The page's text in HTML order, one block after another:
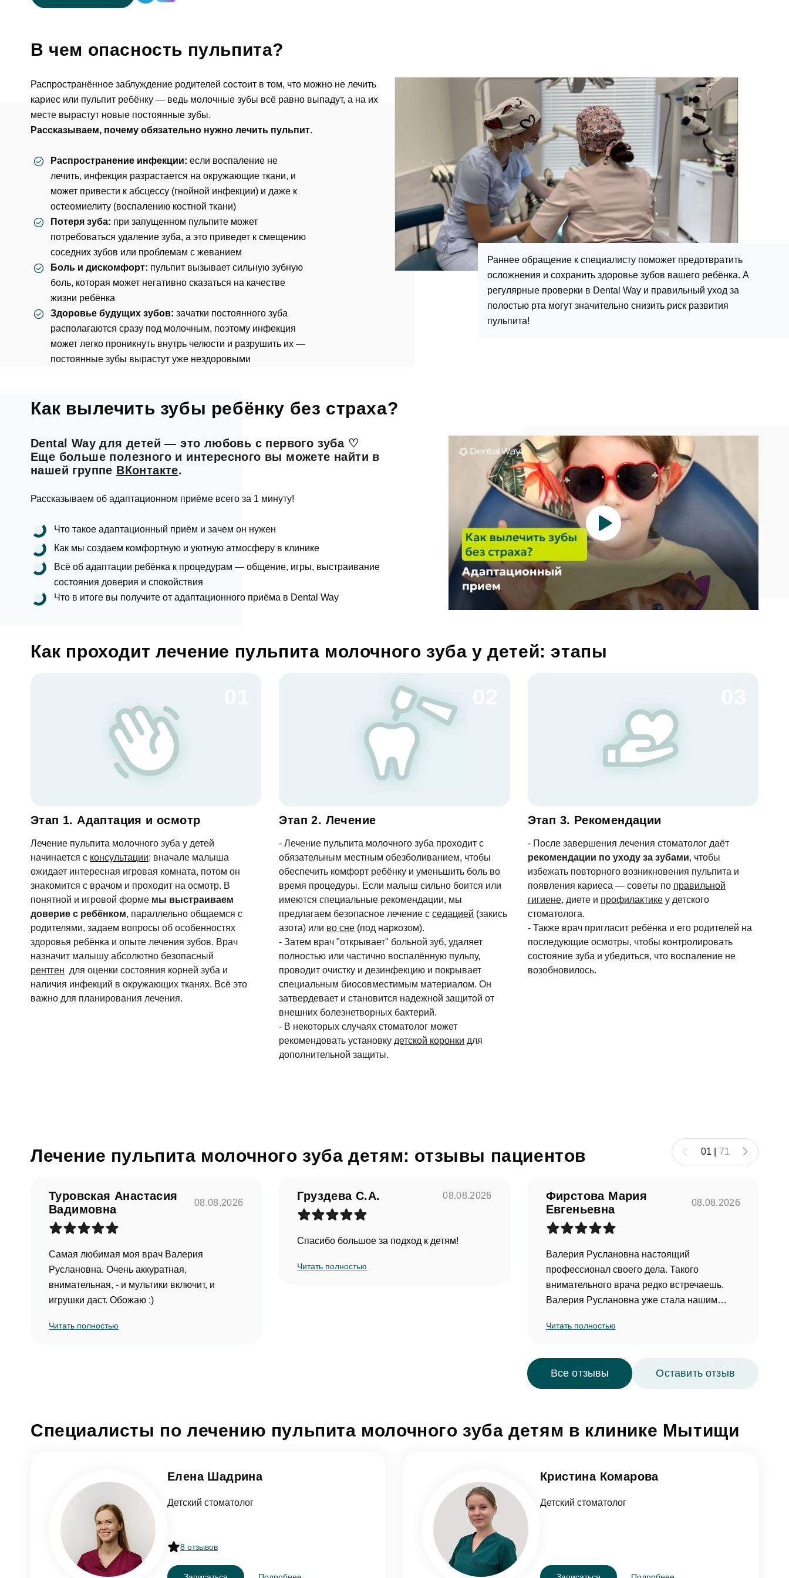
В чем опасность пульпита?
Распространённое заблуждение родителей состоит в том, что можно не лечить
кариес или пульпит ребёнку — ведь молочные зубы всё равно выпадут, а на их
месте вырастут новые постоянные зубы.
Рассказываем, почему обязательно нужно лечить пульпит.
Распространение инфекции: если воспаление не
лечить, инфекция разрастается на окружающие ткани, и
может привести к абсцессу (гнойной инфекции) и даже к
остеомиелиту (воспалению костной ткани)
Потеря зуба: при запущенном пульпите может
потребоваться удаление зуба, а это приведет к смещению
соседних зубов или проблемам с жеванием
Боль и дискомфорт: пульпит вызывает сильную зубную
боль, которая может негативно сказаться на качестве
жизни ребёнка
Здоровье будущих зубов: зачатки постоянного зуба
располагаются сразу под молочным, поэтому инфекция
может легко проникнуть внутрь челюсти и разрушить их —
постоянные зубы вырастут уже нездоровыми
Раннее обращение к специалисту поможет предотвратить
осложнения и сохранить здоровье зубов вашего ребёнка. А
регулярные проверки в Dental Way и правильный уход за
полостью рта могут значительно снизить риск развития
пульпита!
Как вылечить зубы ребёнку без страха?
Dental Way для детей — это любовь с первого зуба ♡
Еще больше полезного и интересного вы можете найти в
нашей группе ВКонтакте.
Рассказываем об адаптационном приёме всего за 1 минуту!
Что такое адаптационный приём и зачем он нужен
Как мы создаем комфортную и уютную атмосферу в клинике
Всё об адаптации ребёнка к процедурам — общение, игры, выстраивание
состояния доверия и спокойствия
Что в итоге вы получите от адаптационного приёма в Dental Way
Как проходит лечение пульпита молочного зуба у детей: этапы
Этап 1. Адаптация и осмотр
Лечение пульпита молочного зуба у детей
начинается с консультации: вначале малыша
ожидает интересная игровая комната, потом он
знакомится с врачом и проходит на осмотр. В
понятной и игровой форме мы выстраиваем
доверие с ребёнком, параллельно общаемся с
родителями, задаем вопросы об особенностях
здоровья ребёнка и опыте лечения зубов. Врач
назначит малышу абсолютно безопасный
рентген для оценки состояния корней зуба и
наличия инфекций в окружающих тканях. Всё это
важно для планирования лечения.
Этап 2. Лечение
- Лечение пульпита молочного зуба проходит с
обязательным местным обезболиванием, чтобы
обеспечить комфорт ребёнку и уменьшить боль во
время процедуры. Если малыш сильно боится или
имеются специальные рекомендации, мы
предлагаем безопасное лечение сседацией (закись
азота) или во сне (под наркозом).
- Затем врач "открывает" больной зуб, удаляет
полностью или частично воспалённую пульпу,
проводит очистку и дезинфекцию и покрывает
специальным биосовместимым материалом. Он
затвердевает и становится надежной защитой от
внешних болезнетворных бактерий.
- В некоторых случаях стоматолог может
рекомендовать установку детской коронки для
дополнительной защиты.
Этап 3. Рекомендации
- После завершения лечения стоматолог даёт
рекомендации по уходу за зубами, чтобы
избежать повторного возникновения пульпита и
появления кариеса — советы по правильной
гигиене, диете и профилактикеу детского
стоматолога.
- Также врач пригласит ребёнка и его родителей на
последующие осмотры, чтобы контролировать
состояние зуба и убедиться, что воспаление не
возобновилось.
Лечение пульпита молочного зуба детям: отзывы пациентов 01 71
Туровская Анастасия
Вадимовна
08.08.2026
Самая любимая моя врач Валерия
Руслановна. Очень аккуратная,
внимательная, - и мультики включит, и
игрушки даст. Обожаю :)
Читать полностью
Груздева С.А. 08.08.2026
Спасибо большое за подход к детям!
Читать полностью
Фирстова Мария
Евгеньевна
08.08.2026
Валерия Руслановна настоящий
профессионал своего дела. Такого
внимательного врача редко встречаешь.
Валерия Руслановна уже стала нашим
Также выражаю благодарность всему
Читать полностью
Все отзывы Оставить отзыв
Специалисты по лечению пульпита молочного зуба детям в клинике Мытищи
Елена Шадрина
Детский стоматолог
8 отзывов
Кристина Комарова
Детский стоматолог
Запись на прием
Согласен наобработку персональных данных
Записаться на приём
Задать вопрос
ФИО
Телефон
Согласен наобработку персональных данных
Отправить
Оставить отзыв
Еmаil*
Клиника
Врач
Отзыв
Заявка отправлена!
ОК